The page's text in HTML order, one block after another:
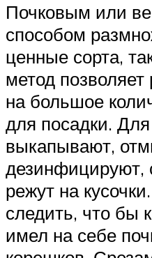
Почковым или
способом
ценные сорта,
метод позволяет
на большое
для посадки. Для
выкапывают,
дезинфицируют,
режут на
следить, что бы
имел на себе